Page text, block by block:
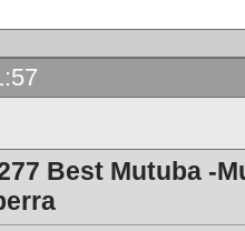
Best Mutuba -